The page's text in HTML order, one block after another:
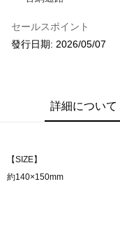
Easy Wallet
一、 AFTEE代金後払いにつ
3.注文するときのお支払い
4.ご注文が完了すると、携
はアプリの通知に従って
ATM払い
セールスポイント
發行日期: 2026/05/07
詳細について
【SIZE】
約140×150mm